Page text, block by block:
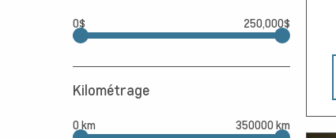
0$ 250,000$
Kilométrage
0 km 350000 km